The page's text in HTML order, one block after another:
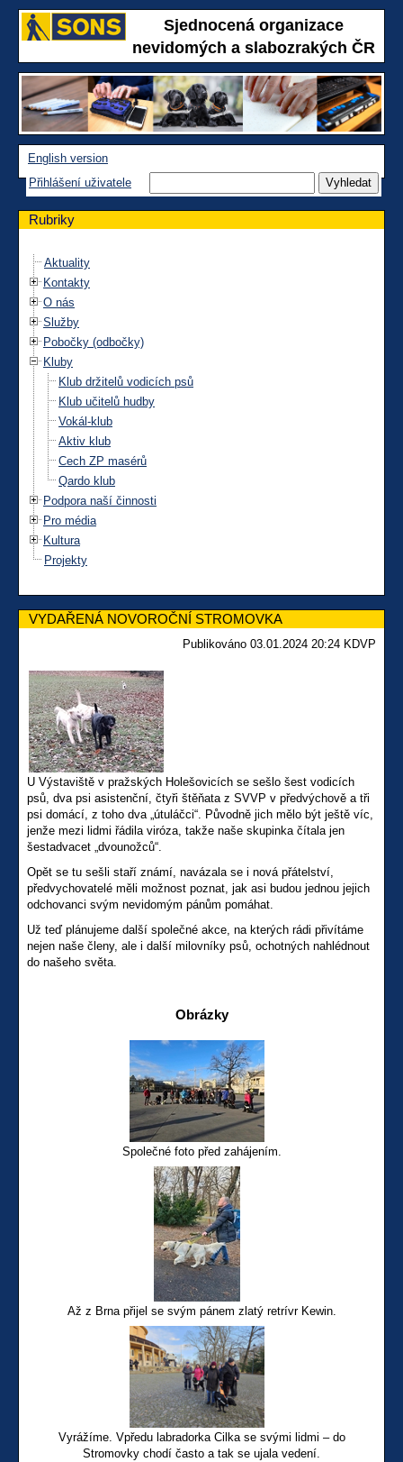
Sjednocená organizace
nevidomých a slabozrakých ČR
English version
Přihlášení uživatele
Rubriky
Aktuality
Kontakty
O nás
Služby
Pobočky (odbočky)
Kluby
Klub držitelů vodicích psů
Klub učitelů hudby
Vokál-klub
Aktiv klub
Cech ZP masérů
Qardo klub
Podpora naší činnosti
Pro média
Kultura
Projekty
VYDAŘENÁ NOVOROČNÍ STROMOVKA
Publikováno 03.01.2024 20:24 KDVP
U Výstaviště v pražských Holešovicích se sešlo šest vodicích
psů, dva psi asistenční, čtyři štěňata z SVVP v předvýchově a tři
psi domácí, z toho dva „útuláčci“. Původně jich mělo být ještě víc,
jenže mezi lidmi řádila viróza, takže naše skupinka čítala jen
šestadvacet „dvounožců“.
Opět se tu sešli staří známí, navázala se i nová přátelství,
předvychovatelé měli možnost poznat, jak asi budou jednou jejich
odchovanci svým nevidomým pánům pomáhat.
Už teď plánujeme další společné akce, na kterých rádi přivítáme
nejen naše členy, ale i další milovníky psů, ochotných nahlédnout
do našeho světa.
Obrázky
Společné foto před zahájením.
Až z Brna přijel se svým pánem zlatý retrívr Kewin.
Vyrážíme. Vpředu labradorka Cilka se svými lidmi – do
Stromovky chodí často a tak se ujala vedení.